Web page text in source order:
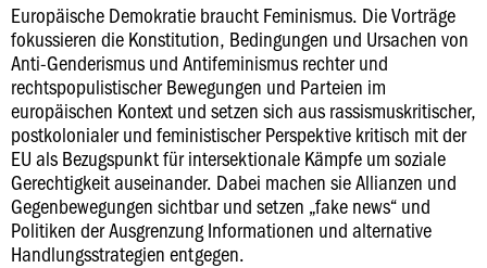
Europäische Demokratie braucht Feminismus. Die Vorträge
fokussieren die Konstitution, Bedingungen und Ursachen von
Anti-Genderismus und Antifeminismus rechter und
rechtspopulistischer Bewegungen und Parteien im
europäischen Kontext und setzen sich aus rassismuskritischer,
postkolonialer und feministischer Perspektive kritisch mit der
EU als Bezugspunkt für intersektionale Kämpfe um soziale
Gerechtigkeit auseinander. Dabei machen sie Allianzen und
Gegenbewegungen sichtbar und setzen „fake news“ und
Politiken der Ausgrenzung Informationen und alternative
Handlungsstrategien entgegen.